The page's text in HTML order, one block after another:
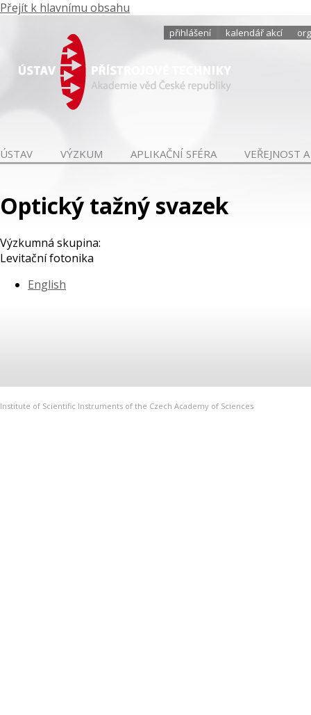
Přejít k hlavnímu obsahu
přihlášení kalendář akcí
ÚSTAV VÝZKUM APLIKAČNÍ SFÉRA VEŘEJNOST
Optický tažný svazek
Výzkumná skupina:
Levitační fotonika
English
Institute of Scientific Instruments of the Czech Academy of Sciences